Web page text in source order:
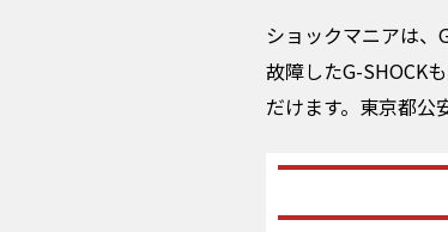
ショックマニアは、
故障したG-SHOCK
だけます。東京都公